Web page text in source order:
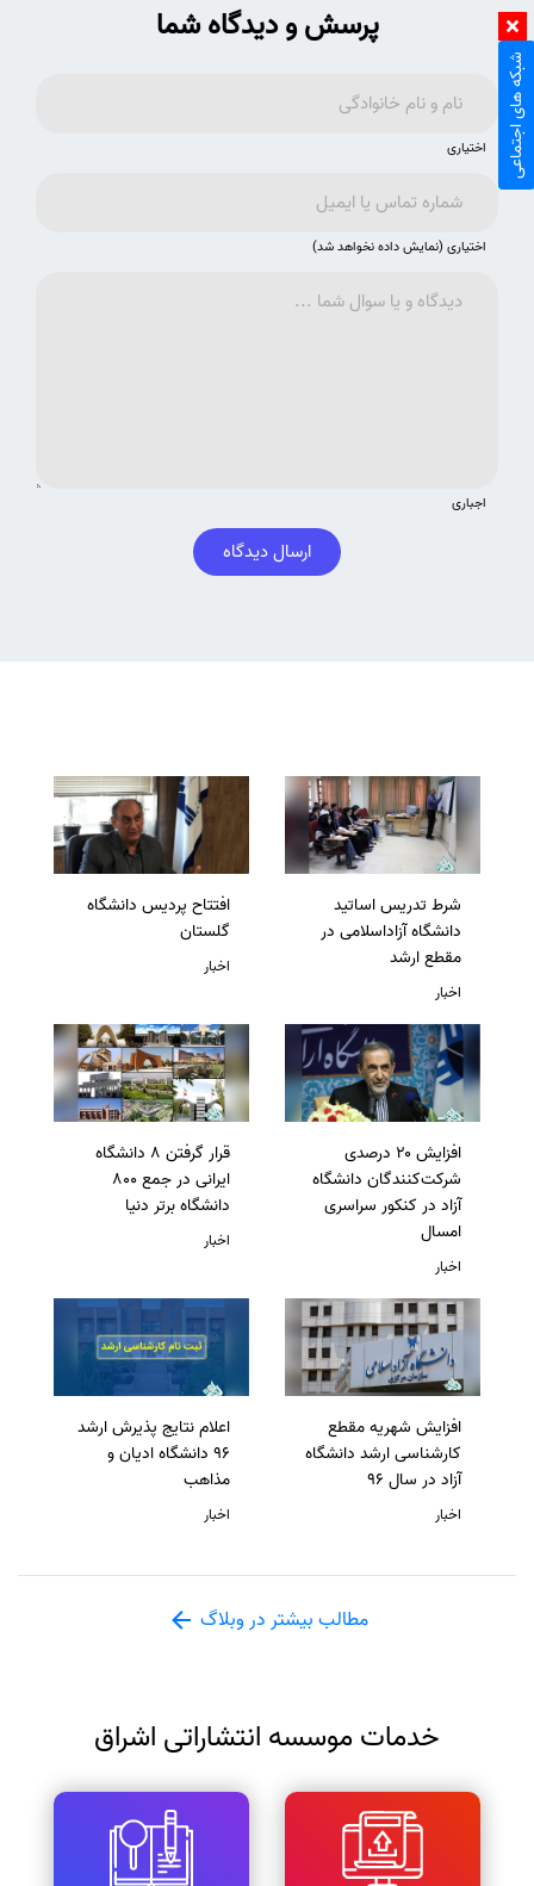
پرسش و دیدگاه شما
اختیاری
اختیاری (نمایش داده نخواهد شد)
اجباری
ارسال دیدگاه
شرط تدریس اساتید
دانشگاه آزاداسلامی در
مقطع ارشد
اخبار
افتتاح پردیس دانشگاه
گلستان
اخبار
افزایش ۲۰ درصدی
شرکت‌کنندگان دانشگاه
آزاد در کنکور سراسری
امسال
اخبار
قرار گرفتن 8 دانشگاه
ایرانی در جمع 800
دانشگاه برتر دنیا
اخبار
افزایش شهریه مقطع
کارشناسی ارشد دانشگاه
آزاد در سال 96
اخبار
اعلام نتایج پذیرش ارشد
96 دانشگاه ادیان و
مذاهب
اخبار
مطالب بیشتر در وبلاگ
خدمات موسسه انتشاراتی اشراق
شبکه های اجتماعی